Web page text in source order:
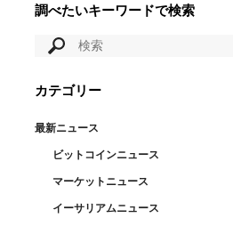
調べたいキーワードで検索
カテゴリー
最新ニュース
ビットコインニュース
マーケットニュース
イーサリアムニュース